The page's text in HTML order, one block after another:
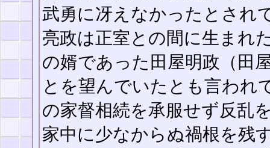
武勇に冴えなかったとされ
亮政は正室との間に生まれ
の婿であった田屋明政（田
とを望んでいたとも言われ
の家督相続を承服せず反乱
家中に少なからぬ禍根を残